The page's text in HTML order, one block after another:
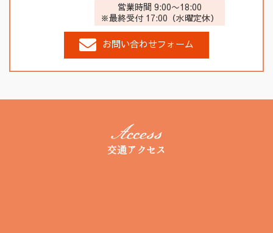
営業時間 9:00〜18:00
※最終受付 17:00（水曜定休）
お問い合わせフォーム
交通アクセス